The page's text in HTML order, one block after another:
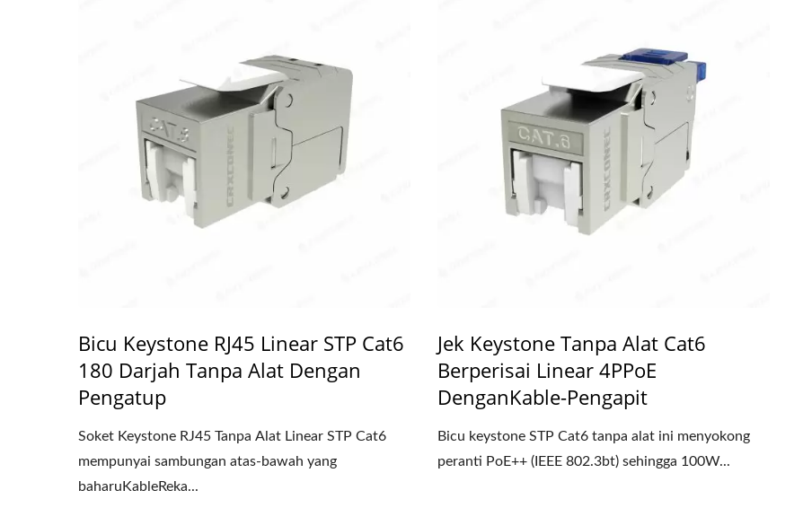
Bicu Keystone RJ45 Linear STP Cat6
180 Darjah Tanpa Alat Dengan
Pengatup
Soket Keystone RJ45 Tanpa Alat Linear STP Cat6
mempunyai sambungan atas-bawah yang
baharuKableReka...
Jek Keystone Tanpa Alat Cat6
Berperisai Linear 4PPoE
DenganKable-Pengapit
Bicu keystone STP Cat6 tanpa alat ini menyokong
peranti PoE++ (IEEE 802.3bt) sehingga 100W...